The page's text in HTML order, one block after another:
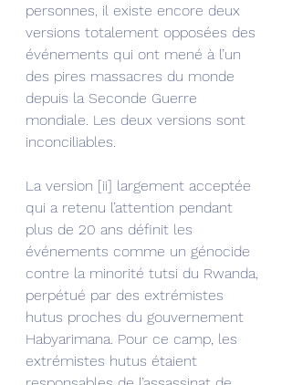
personnes, il existe encore deux
versions totalement opposées des
événements qui ont mené à l’un
des pires massacres du monde
depuis la Seconde Guerre
mondiale. Les deux versions sont
inconciliables.
La version [ii] largement acceptée
qui a retenu l’attention pendant
plus de 20 ans définit les
événements comme un génocide
contre la minorité tutsi du Rwanda,
perpétué par des extrémistes
hutus proches du gouvernement
Habyarimana. Pour ce camp, les
extrémistes hutus étaient